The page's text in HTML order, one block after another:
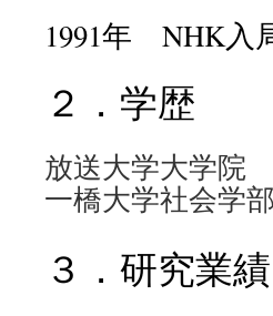
1991年 NHK入
２．学歴
放送大学大学院
一橋大学社会学
３．研究業績